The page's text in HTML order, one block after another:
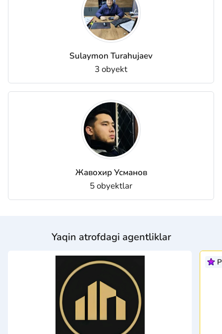
Sulaymon Turahujaev
3 obyekt
Жавохир Усманов
5 obyektlar
Yaqin atrofdagi agentliklar